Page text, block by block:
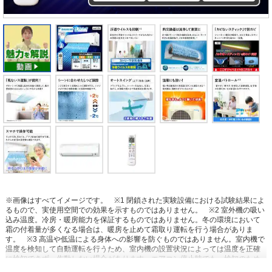
※画像はすべてイメージです。
※1 閉鎖された実験設備における試験結果によ
るもので、実使用空間での効果を示すものではありません。
※2 室外機の吸い
込み温度。冷房・暖房能力を保証するものではありません。冬の環境において
霜の付着量が多くなる場合は、暖房を止めて霜取り運転を行う場合がありま
す。
※3 高温や低温による身体への影響を防ぐものではありません。室内機で
温度を検知して自動運転を行うため、室内機の設置状況によっては温度を正確
に検知できず、作動しない場合があります。エアコン停止時でも、検知のため